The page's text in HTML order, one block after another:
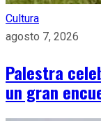
Cultura
agosto 7, 2026
Palestra
un gran